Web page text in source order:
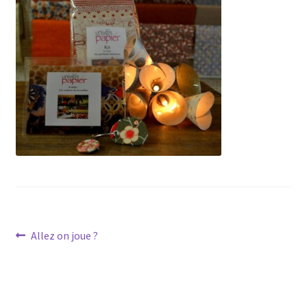
Navigation
Article
Allez on joue ?